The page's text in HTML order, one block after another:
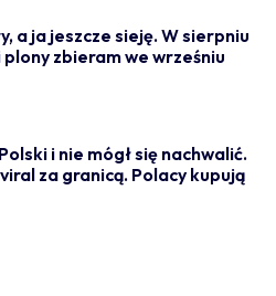
a ja jeszcze sieję. W sierpniu
zbieram we wrześniu
i nie mógł się nachwalić.
za granicą. Polacy kupują